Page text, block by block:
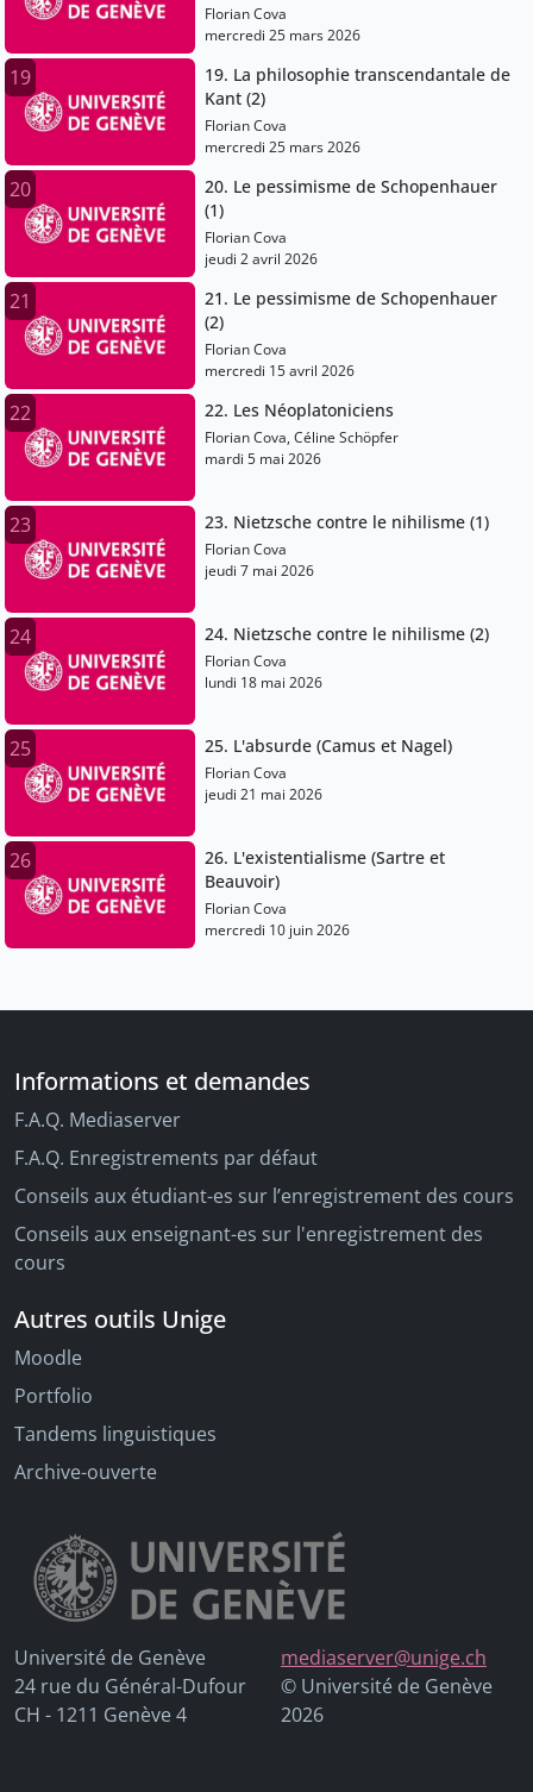
Florian Cova
mercredi 25 mars 2026
19
19. La philosophie transcendantale de
Kant (2)
Florian Cova
mercredi 25 mars 2026
20
20. Le pessimisme de Schopenhauer
(1)
Florian Cova
jeudi 2 avril 2026
21
21. Le pessimisme de Schopenhauer
(2)
Florian Cova
mercredi 15 avril 2026
22 22. Les Néoplatoniciens
Florian Cova, Céline Schöpfer
mardi 5 mai 2026
23 23. Nietzsche contre le nihilisme (1)
Florian Cova
jeudi 7 mai 2026
24 24. Nietzsche contre le nihilisme (2)
Florian Cova
lundi 18 mai 2026
25 25. L'absurde (Camus et Nagel)
Florian Cova
jeudi 21 mai 2026
26
26. L'existentialisme (Sartre et
Beauvoir)
Florian Cova
mercredi 10 juin 2026
Informations et demandes
F.A.Q. Mediaserver
F.A.Q. Enregistrements par défaut
Conseils aux étudiant-es sur l’enregistrement des cours
Conseils aux enseignant-es sur l'enregistrement des
cours
Autres outils Unige
Moodle
Portfolio
Tandems linguistiques
Archive-ouverte
Université de Genève
24 rue du Général-Dufour
CH - 1211 Genève 4
mediaserver@unige.ch
© Université de Genève
2026